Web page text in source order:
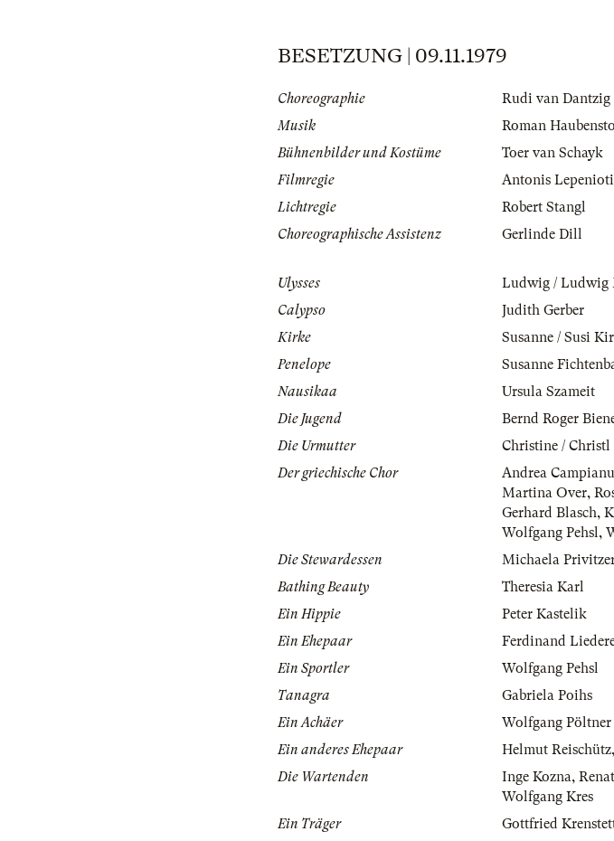
BESETZUNG | 09.11.1979
Choreographie
Rudi van Dantzig
Musik
Roman
Bühnenbilder und Kostüme
Toer van Schayk
Filmregie
Antonis
Lichtregie
Robert Stangl
Choreographische Assistenz
Gerlinde Dill
Ulysses
Ludwig / Ludwig
Calypso
Judith Gerber
Kirke
Susanne / Susi
Penelope
Susanne
Nausikaa
Ursula Szameit
Die Jugend
Bernd Roger
Die Urmutter
Christine / Christl
Der griechische Chor
Andrea Campianu
Martina Over,
Gerhard Blasch,
Wolfgang Pehsl,
Die Stewardessen
Michaela
Bathing Beauty
Theresia Karl
Ein Hippie
Peter Kastelik
Ein Ehepaar
Ferdinand
Ein Sportler
Wolfgang Pehsl
Tanagra
Gabriela Poihs
Ein Achäer
Wolfgang Pöltner
Ein anderes Ehepaar
Helmut Reischütz,
Die Wartenden
Inge Kozna,
Wolfgang Kres
Ein Träger
Gottfried